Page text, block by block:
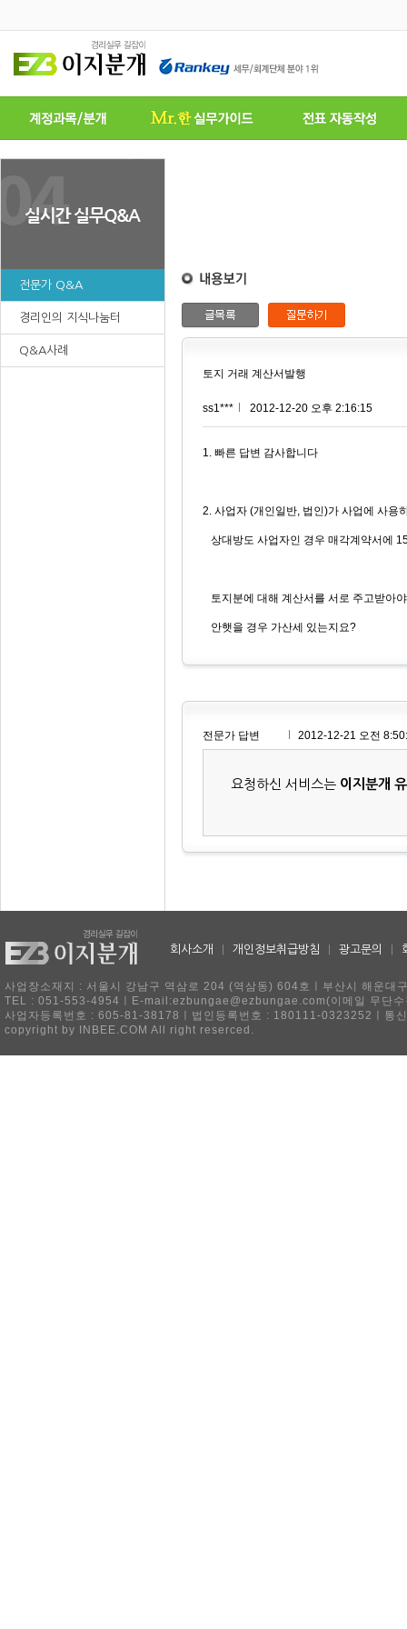
전문가 Q&A
경리인의 지식나눔터
Q&A사례
토지 거래 계산서발행
ss1*** 2012-12-20 오후 2:16:15
1. 빠른 답변 감사합니다
2. 사업자 (개인일반, 법인)가 사업에 사용
상대방도 사업자인 경우 매각계약서에
토지분에 대해 계산서를 서로 주고받아
안햇을 경우 가산세 있는지요?
전문가 답변 2012-12-21 오전
요청하신 서비스는 이지분개
회사소개 개인정보취급방침 광고문의
사업장소재지 : 서울시 강남구 역삼로 204 (역삼동) 604호ㅣ부산시 해운
TEL : 051-553-4954ㅣE-mail:ezbungae@ezbungae.com(이메일 무단수
사업자등록번호 : 605-81-38178ㅣ법인등록번호 : 180111-0323252ㅣ통
copyright by INBEE.COM All right reserced.